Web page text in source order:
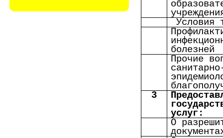
Условия
болезней
Прочие
3
услуг:
О